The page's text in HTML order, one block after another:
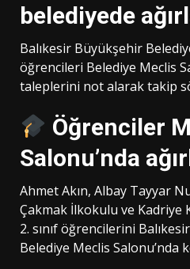
belediyede
Balıkesir Büyükşehir
öğrencileri Belediye Meclis
taleplerini not alarak takip
Öğrenciler
Salonu’nda
Ahmet Akın, Albay Tayyar
Çakmak İlkokulu ve Kadriye
2. sınıf öğrencilerini
Belediye Meclis Salonu’nda